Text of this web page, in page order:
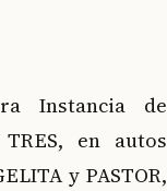
Instancia de
en autos
y PASTOR,